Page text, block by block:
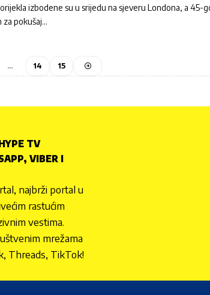
izbodene su u srijedu na sjeveru Londona, a 45-
za pokušaj…
… 14 15
TV
VIBER I
najbrži portal u
rastućim
vestima.
mrežama
Threads, TikTok!